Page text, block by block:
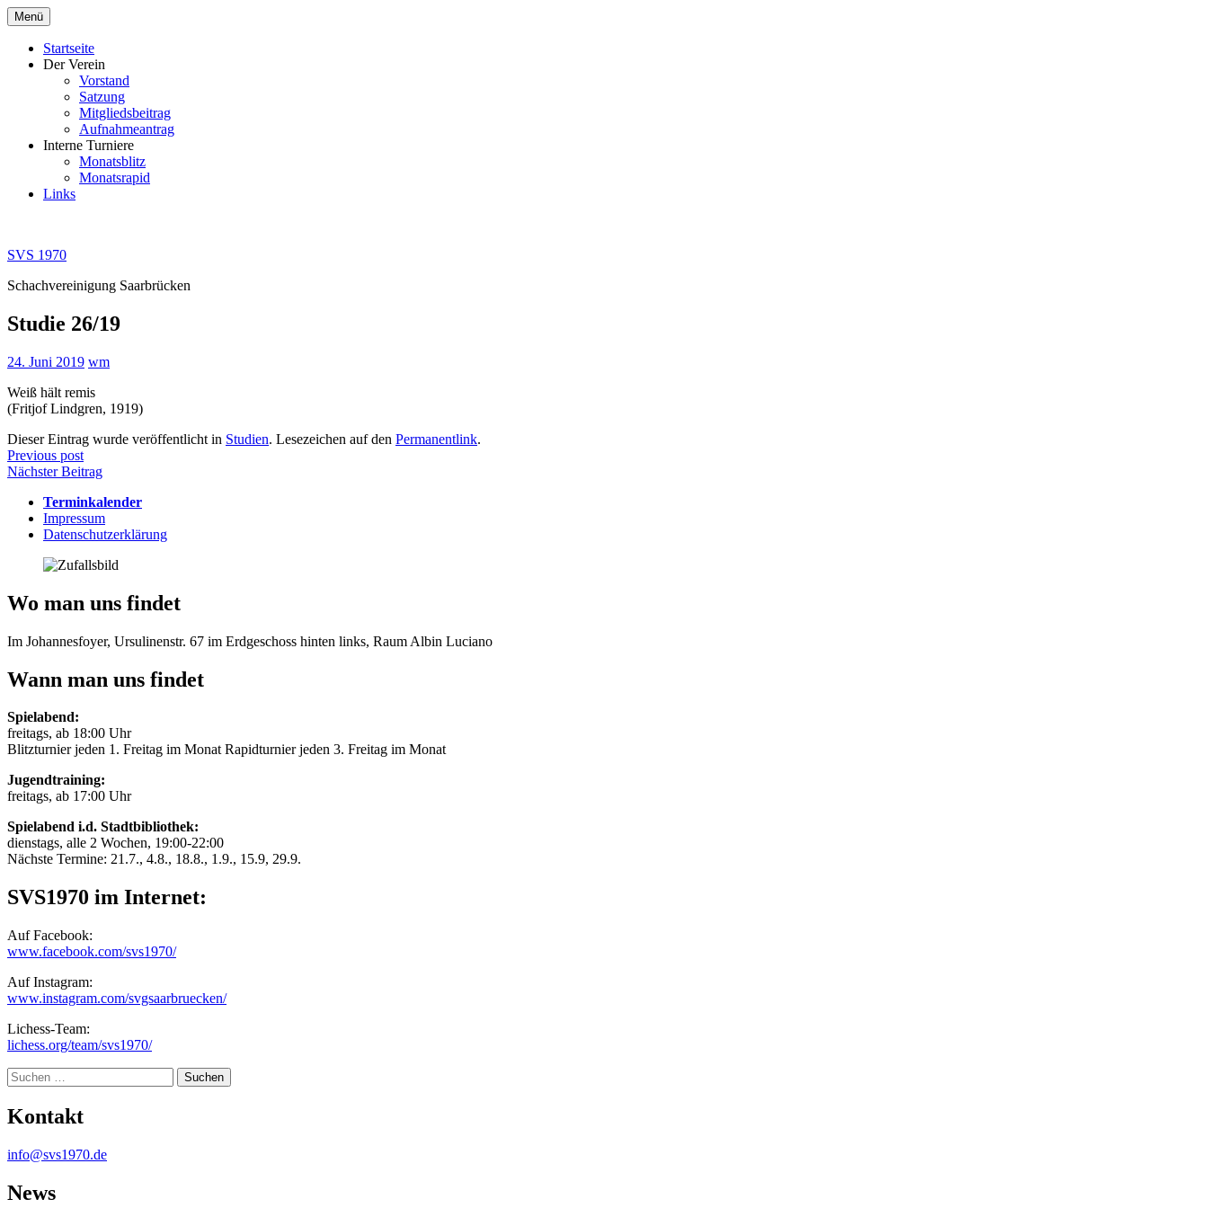
Zum
Inhalt
springen
Menü
Startseite
Der Verein
Vorstand
Satzung
Mitgliedsbeitrag
Aufnahmeantrag
Interne Turniere
Monatsblitz
Monatsrapid
Links
SVS 1970
Schachvereinigung Saarbrücken
Studie 26/19
24. Juni 2019 wm
Weiß hält remis
(Fritjof Lindgren, 1919)
Dieser Eintrag wurde veröffentlicht in Studien. Lesezeichen auf den Permanentlink.
Beitragsnavigation
Previous post
Nächster Beitrag
Terminkalender
Impressum
Datenschutzerklärung
Wo man uns findet
Im Johannesfoyer, Ursulinenstr. 67 im Erdgeschoss hinten links, Raum Albin Luciano
Wann man uns findet
Spielabend:
freitags, ab 18:00 Uhr
Blitzturnier jeden 1. Freitag im Monat Rapidturnier jeden 3. Freitag im Monat
Jugendtraining:
freitags, ab 17:00 Uhr
Spielabend i.d. Stadtbibliothek:
dienstags, alle 2 Wochen, 19:00-22:00
Nächste Termine: 21.7., 4.8., 18.8., 1.9., 15.9, 29.9.
SVS1970 im Internet:
Auf Facebook:
www.facebook.com/svs1970/
Auf Instagram:
www.instagram.com/svgsaarbruecken/
Lichess-Team:
lichess.org/team/svs1970/
Suche
Kontakt
info@svs1970.de
News